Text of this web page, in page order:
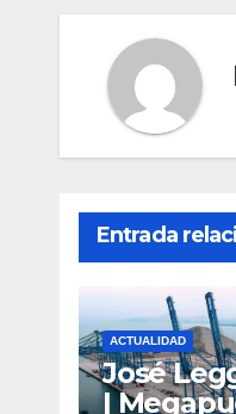
Entrada
ACTUALIDAD
José
|